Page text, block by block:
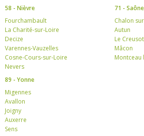
58 - Nièvre
Fourchambault
La Charité-sur-Loire
Decize
Varennes-Vauzelles
Cosne-Cours-sur-Loire
Nevers
71 -
Chalon
Autun
Le Creusot
Mâcon
Montceau
89 - Yonne
Migennes
Avallon
Joigny
Auxerre
Sens